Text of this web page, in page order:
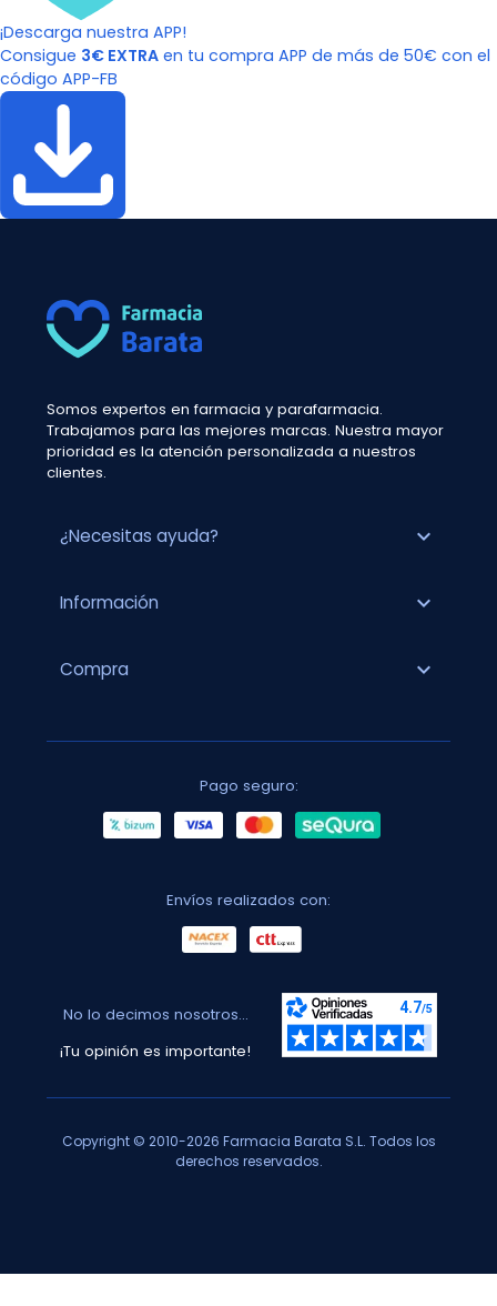
¡Descarga nuestra APP!
Consigue 3€ EXTRA en tu compra APP de más de 50€ con el
código APP-FB
Somos expertos en farmacia y parafarmacia.
Trabajamos para las mejores marcas. Nuestra mayor
prioridad es la atención personalizada a nuestros
clientes.
¿Necesitas ayuda? expand_more
Información expand_more
Compra expand_more
Pago seguro:
Envíos realizados con:
No lo decimos nosotros...
¡Tu opinión es importante!
Copyright © 2010-2026 Farmacia Barata S.L. Todos los
derechos reservados.